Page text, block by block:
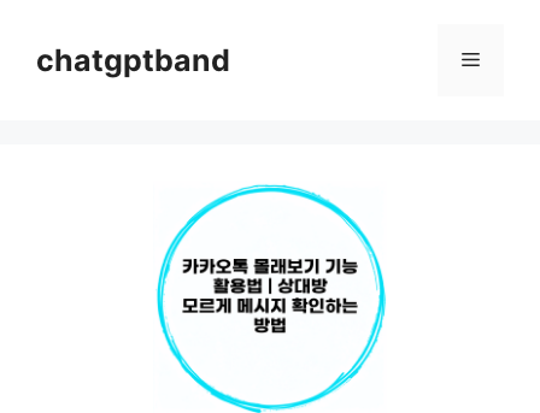
chatgptband 메